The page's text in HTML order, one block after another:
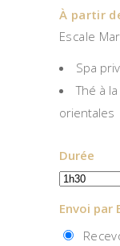
À partir
Escale
Spa
Thé à
orientales
Durée
Envoi par